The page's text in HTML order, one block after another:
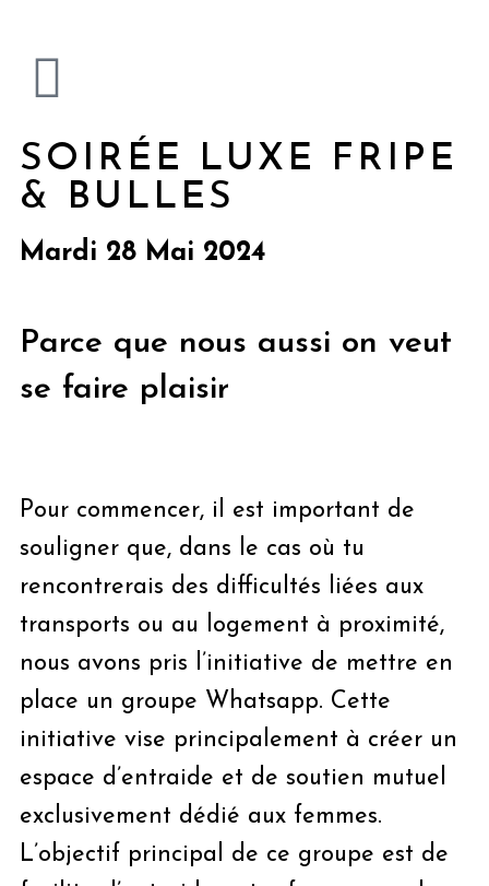
SOIRÉE LUXE FRIPE
& BULLES
Mardi 28 Mai 2024
Parce que nous aussi on veut
se faire plaisir
Pour commencer, il est important de
souligner que, dans le cas où tu
rencontrerais des difficultés liées aux
transports ou au logement à proximité,
nous avons pris l’initiative de mettre en
place un groupe Whatsapp. Cette
initiative vise principalement à créer un
espace d’entraide et de soutien mutuel
exclusivement dédié aux femmes.
L’objectif principal de ce groupe est de